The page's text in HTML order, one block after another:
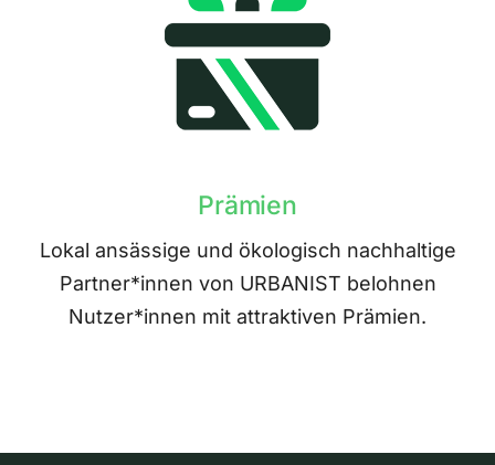
Prämien
Lokal ansässige und ökologisch nachhaltige
Partner*innen von URBANIST belohnen
Nutzer*innen mit attraktiven Prämien.